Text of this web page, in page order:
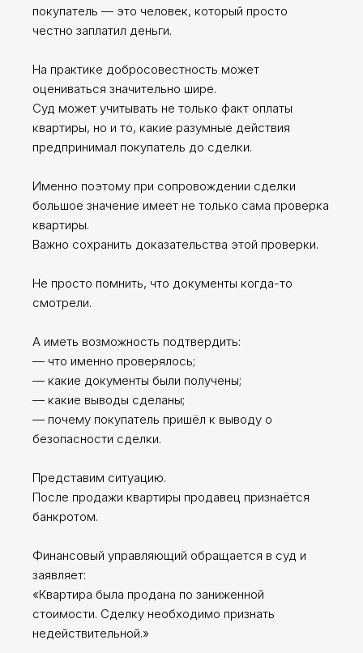
покупатель — это человек, который просто
честно заплатил деньги.
На практике добросовестность может
оцениваться значительно шире.
Суд может учитывать не только факт оплаты
квартиры, но и то, какие разумные действия
предпринимал покупатель до сделки.
Именно поэтому при сопровождении сделки
большое значение имеет не только сама проверка
квартиры.
Важно сохранить доказательства этой проверки.
Не просто помнить, что документы когда-то
смотрели.
А иметь возможность подтвердить:
— что именно проверялось;
— какие документы были получены;
— какие выводы сделаны;
— почему покупатель пришёл к выводу о
безопасности сделки.
Представим ситуацию.
После продажи квартиры продавец признаётся
банкротом.
Финансовый управляющий обращается в суд и
заявляет:
«Квартира была продана по заниженной
стоимости. Сделку необходимо признать
недействительной.»